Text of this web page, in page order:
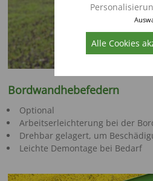
Alle Cookies
Bordwandhebefedern
Optional
Arbeitserleichterung bei der
Drehbar gelagert, um
Leichte Demontage bei Bedarf